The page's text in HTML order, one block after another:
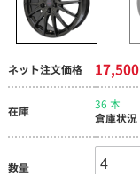
ネット注文価格 17,500
在庫
36 本
倉庫状況
数量